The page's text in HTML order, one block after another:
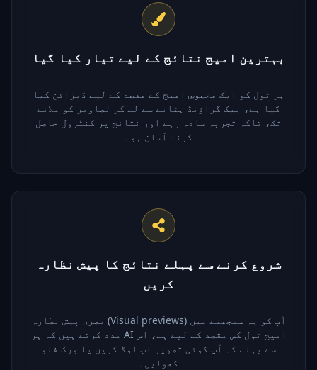
بہترین امیج نتائج کے لیے تیار کیا گیا
ہر ٹول کو ایک مخصوص امیج کے مقصد کے لیے ڈیزائن کیا
گیا ہے، بیک گراؤنڈ ہٹانے سے لے کر تصاویر کو ملانے
تک، تاکہ تجربہ سادہ رہے اور نتائج پر کنٹرول حاصل
کرنا آسان ہو۔
شروع کرنے سے پہلے نتائج کا پیش نظارہ
کریں
بصری پیش نظارہ (Visual previews) آپ کو یہ سمجھنے میں
مدد کرتے ہیں کہ ہر AI امیج ٹول کس مقصد کے لیے ہے، اس
سے پہلے کہ آپ کوئی تصویر اپ لوڈ کریں یا ورک فلو
کھولیں۔